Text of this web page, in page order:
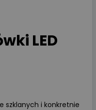
LED
szklanych i konkretnie